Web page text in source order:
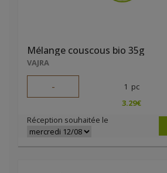
Mélange couscous bio 35g
VAJRA
- 1 pc
3.29€
Réception souhaitée le